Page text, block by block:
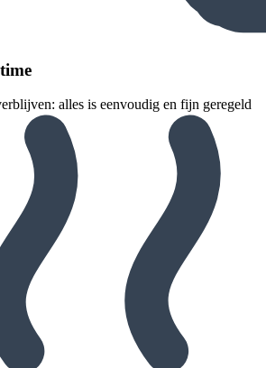
alles is eenvoudig en fijn geregeld